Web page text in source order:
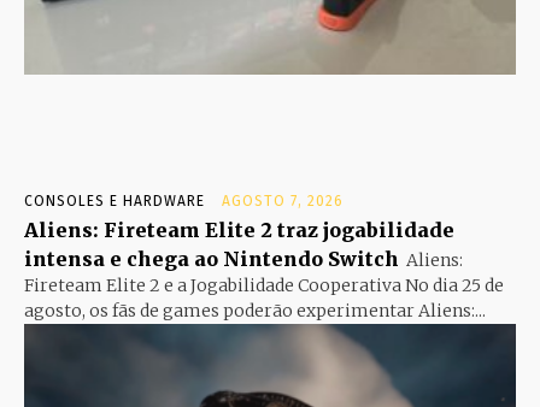
CONSOLES E HARDWARE AGOSTO 7, 2026
Aliens: Fireteam Elite 2 traz jogabilidade
intensa e chega ao Nintendo Switch Aliens:
Fireteam Elite 2 e a Jogabilidade Cooperativa No dia 25 de
agosto, os fãs de games poderão experimentar Aliens:...